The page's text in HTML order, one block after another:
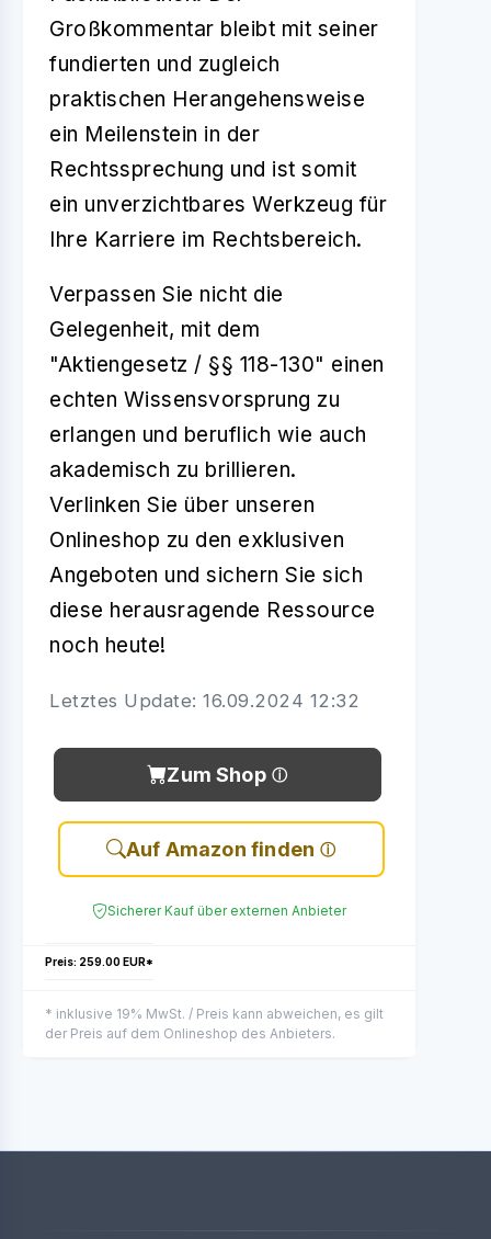
Großkommentar bleibt mit seiner
fundierten und zugleich
praktischen Herangehensweise
ein Meilenstein in der
Rechtssprechung und ist somit
ein unverzichtbares Werkzeug für
Ihre Karriere im Rechtsbereich.
Verpassen Sie nicht die
Gelegenheit, mit dem
"Aktiengesetz / §§ 118-130" einen
echten Wissensvorsprung zu
erlangen und beruflich wie auch
akademisch zu brillieren.
Verlinken Sie über unseren
Onlineshop zu den exklusiven
Angeboten und sichern Sie sich
diese herausragende Ressource
noch heute!
Letztes Update: 16.09.2024 12:32
Zum Shop
Auf Amazon finden
Sicherer Kauf über externen Anbieter
Preis: 259.00 EUR*
* inklusive 19% MwSt. / Preis kann abweichen, es gilt
der Preis auf dem Onlineshop des Anbieters.